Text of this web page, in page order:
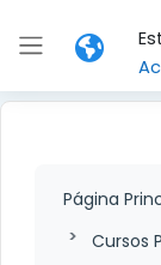
Panel lateral
Página
Cursos